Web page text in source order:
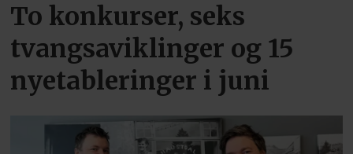
To konkurser, seks
tvangsaviklinger og 15
nyetableringer i juni